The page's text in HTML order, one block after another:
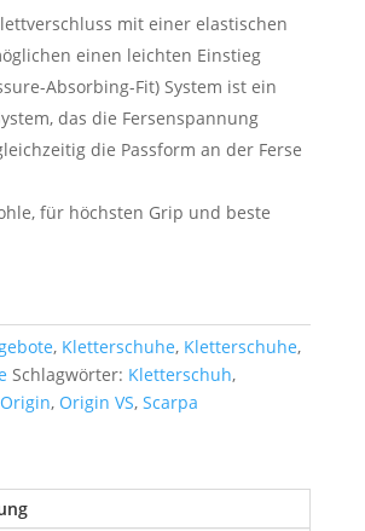
130,00 €110,00 €.
mit einer elastischen
einen leichten Einstieg
Absorbing-Fit) System ist ein
das die Fersenspannung
die Passform an der Ferse
für höchsten Grip und beste
, Kletterschuhe, Kletterschuhe,
Schlagwörter: Kletterschuh,
Origin, Origin VS, Scarpa